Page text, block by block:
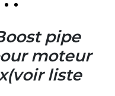
pipe
moteur
liste